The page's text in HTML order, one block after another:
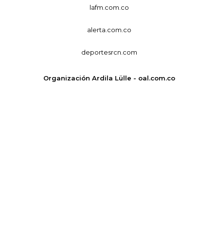
lafm.com.co
alerta.com.co
deportesrcn.com
Organización Ardila Lülle - oal.com.co